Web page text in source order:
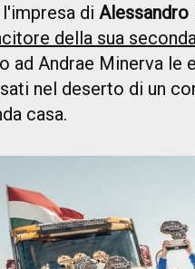
di
della sua
ad Andrae Minerva
nel deserto di un
casa.